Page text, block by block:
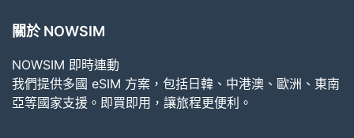
關於 NOWSIM
NOWSIM 即時連動
我們提供多國 eSIM 方案，包括日韓、中港澳、歐洲、東南
亞等國家支援。即買即用，讓旅程更便利。